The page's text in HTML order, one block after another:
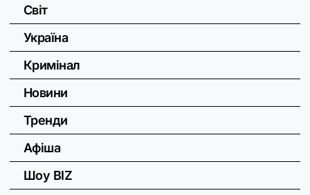
Світ
Україна
Кримінал
Новини
Тренди
Афіша
Шоу BIZ